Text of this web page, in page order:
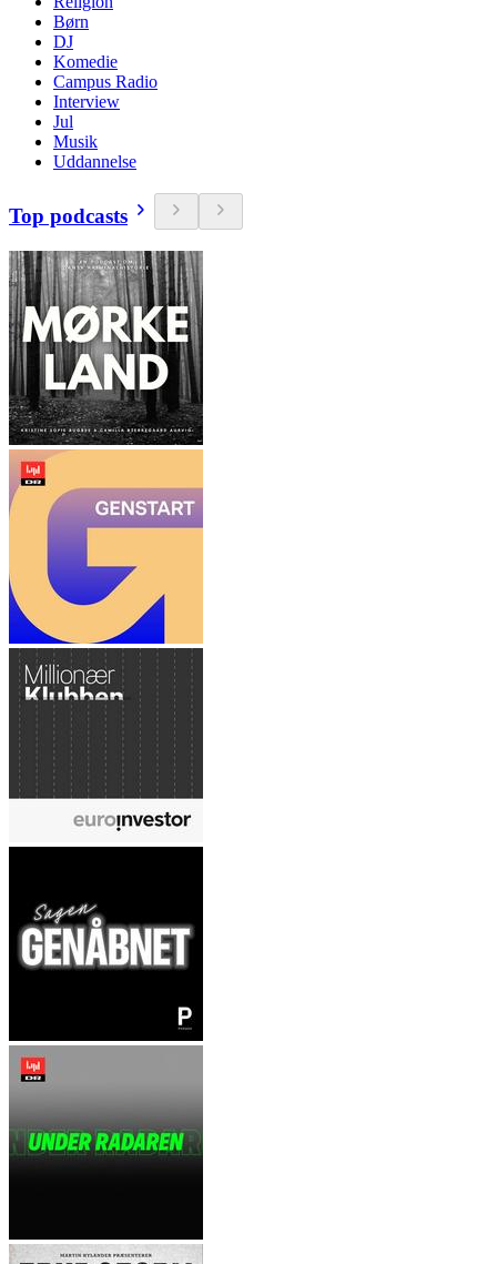
Børn
DJ
Komedie
Campus Radio
Interview
Jul
Musik
Uddannelse
Top podcasts